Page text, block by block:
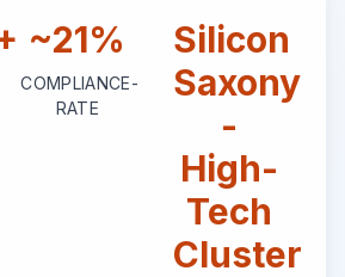
~21%
COMPLIANCE-
RATE
Silicon
Saxony
-
High-
Tech
Cluster